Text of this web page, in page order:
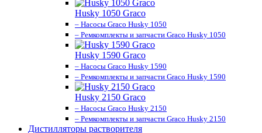
Husky 1050 Graco
– Насосы Graco Husky 1050
– Ремкомплекты и запчасти Graco Husky 1050
Husky 1590 Graco
– Насосы Graco Husky 1590
– Ремкомплекты и запчасти Graco Husky 1590
Husky 2150 Graco
– Насосы Graco Husky 2150
– Ремкомплекты и запчасти Graco Husky 2150
Дистилляторы растворителя